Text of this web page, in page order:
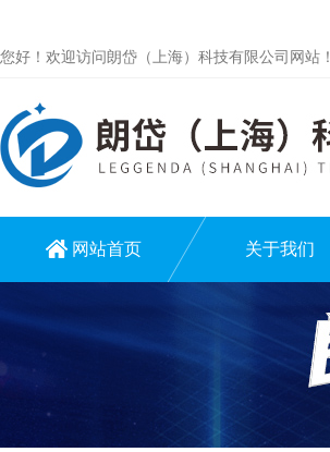
您好！欢迎访问朗岱（上海）科技有限公司网站！
网站首页 关于我们